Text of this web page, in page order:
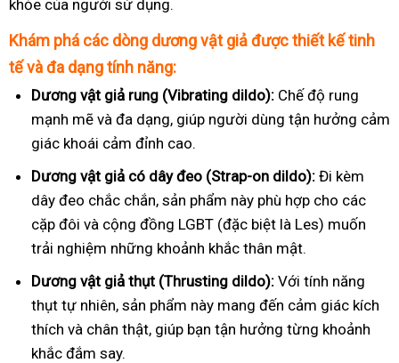
khỏe của người sử dụng.
Khám phá các dòng dương vật giả được thiết kế tinh
tế và đa dạng tính năng:
Dương vật giả rung (Vibrating dildo): Chế độ rung
mạnh mẽ và đa dạng, giúp người dùng tận hưởng cảm
giác khoái cảm đỉnh cao.
Dương vật giả có dây đeo (Strap-on dildo): Đi kèm
dây đeo chắc chắn, sản phẩm này phù hợp cho các
cặp đôi và cộng đồng LGBT (đặc biệt là Les) muốn
trải nghiệm những khoảnh khắc thân mật.
Dương vật giả thụt (Thrusting dildo): Với tính năng
thụt tự nhiên, sản phẩm này mang đến cảm giác kích
thích và chân thật, giúp bạn tận hưởng từng khoảnh
khắc đắm say.